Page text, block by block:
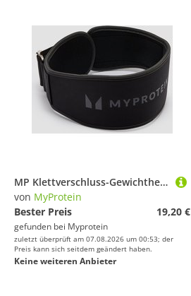
MP Klettverschluss-Gewichthebergürtel - Schwarz - L
von MyProtein
Bester Preis
19,20 €
gefunden bei Myprotein
zuletzt überprüft am 07.08.2026 um 00:53; der
Preis kann sich seitdem geändert haben.
Keine weiteren Anbieter